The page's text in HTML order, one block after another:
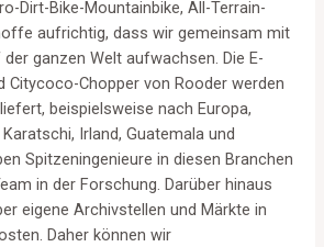
Dirt-Bike-Mountainbike, All-Terrain-
aufrichtig, dass wir gemeinsam mit
ganzen Welt aufwachsen. Die E-
Citycoco-Chopper von Rooder werden
beispielsweise nach Europa,
Irland, Guatemala und
Spitzeningenieure in diesen Branchen
in der Forschung. Darüber hinaus
eigene Archivstellen und Märkte in
Daher können wir